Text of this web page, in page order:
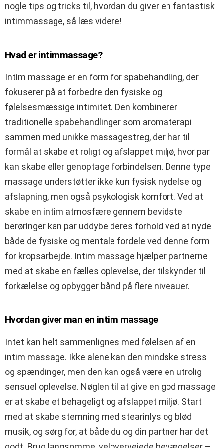
nogle tips og tricks til, hvordan du giver en fantastisk
intimmassage, så læs videre!
Hvad er intimmassage?
Intim massage er en form for spabehandling, der
fokuserer på at forbedre den fysiske og
følelsesmæssige intimitet. Den kombinerer
traditionelle spabehandlinger som aromaterapi
sammen med unikke massagestreg, der har til
formål at skabe et roligt og afslappet miljø, hvor par
kan skabe eller genoptage forbindelsen. Denne type
massage understøtter ikke kun fysisk nydelse og
afslapning, men også psykologisk komfort. Ved at
skabe en intim atmosfære gennem bevidste
berøringer kan par uddybe deres forhold ved at nyde
både de fysiske og mentale fordele ved denne form
for kropsarbejde. Intim massage hjælper partnerne
med at skabe en fælles oplevelse, der tilskynder til
forkælelse og opbygger bånd på flere niveauer.
Hvordan giver man en intim massage
Intet kan helt sammenlignes med følelsen af en
intim massage. Ikke alene kan den mindske stress
og spændinger, men den kan også være en utrolig
sensuel oplevelse. Nøglen til at give en god massage
er at skabe et behageligt og afslappet miljø. Start
med at skabe stemning med stearinlys og blød
musik, og sørg for, at både du og din partner har det